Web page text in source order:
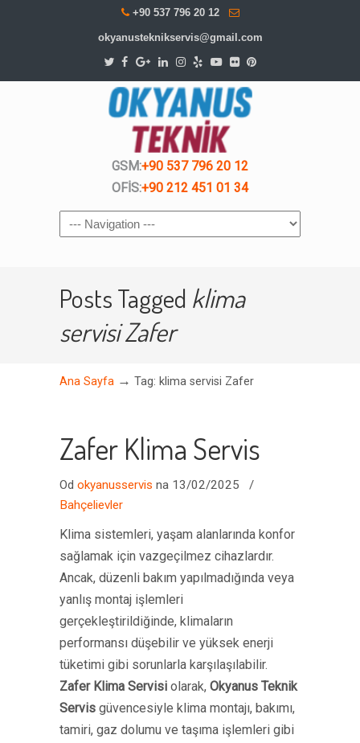
+90 537 796 20 12
okyanusteknikservis@gmail.com
GSM:+90 537 796 20 12
OFİS:+90 212 451 01 34
Navigation
Posts Tagged klima
servisi Zafer
Ana Sayfa → Tag: klima servisi Zafer
Zafer Klima Servis
Od okyanusservis na 13/02/2025
/
Bahçelievler
Klima sistemleri, yaşam alanlarında konfor
sağlamak için vazgeçilmez cihazlardır.
Ancak, düzenli bakım yapılmadığında veya
yanlış montaj işlemleri
gerçekleştirildiğinde, klimaların
performansı düşebilir ve yüksek enerji
tüketimi gibi sorunlarla karşılaşılabilir.
Zafer Klima Servisi olarak, Okyanus Teknik
Servis güvencesiyle klima montajı, bakımı,
tamiri, gaz dolumu ve taşıma işlemleri gibi